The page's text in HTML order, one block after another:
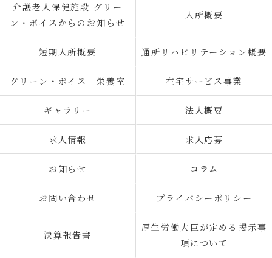
介護老人保健施設 グリー
ン・ボイスからのお知らせ
入所概要
短期入所概要 通所リハビリテーション概要
グリーン・ボイス 栄養室 在宅サービス事業
ギャラリー 法人概要
求人情報 求人応募
お知らせ コラム
お問い合わせ プライバシーポリシー
決算報告書
厚生労働大臣が定める掲示事
項について